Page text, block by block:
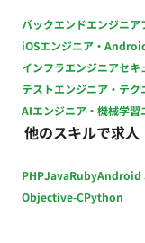
バックエンドエンジニア
iOSエンジニア・
インフラエンジニアセキ
テストエンジニア・テク
AIエンジニア・機械学習
他のスキルで求人
PHPJavaRubyAndroid
Objective-CPython